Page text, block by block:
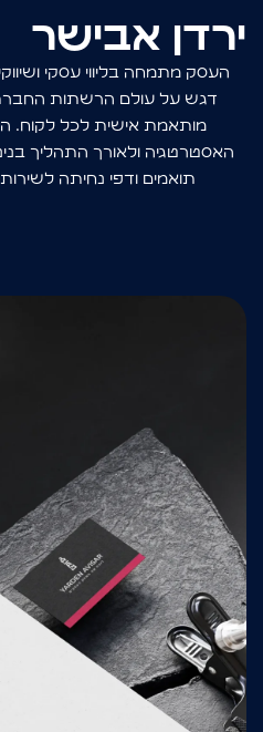
ירדן אבישר
העסק מתמחה בליווי עסקי
דגש על עולם הרשתות
מותאמת אישית לכל לקוח.
האסטרטגיה ולאורך התהליך
תואמים ודפי נחיתה